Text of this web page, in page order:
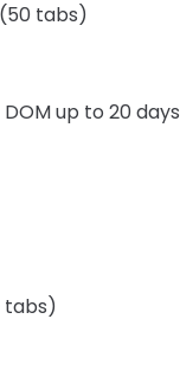
tabs)
up to 20 days
tabs)